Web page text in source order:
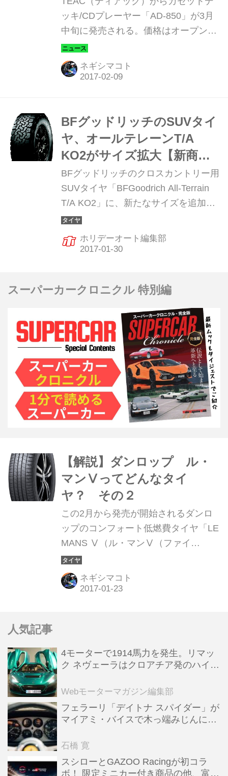
2017年2月8日
ッキ/CDプレーヤー「AD-850」が3月
中旬に発売される。価格はオープン。
カセットテープは、懐かしさを求める
30代以上の音楽ファンだけでなく、若
い世代にも人気が高まっている。ハイ
ンドや、アナログメディアならではの
メカニカルな操作感などが人気となっ
ている。
ネギシマコト
BFグッドリッチのSUVタイ
ヤ、オールテレーンT/A
KO2がサイズ拡大【新商
品】2017年1月30日
BFグッドリッチのクロスカントリー用
SUVタイヤ「BFGoodrich All-Terrain
T/A KO2」に、新たなサイズを追加、2
月15日より順次発売される。
ホリデーオート編集部
スーパーカークロニクル 特別編
【解説】ダンロップ ル・
マンⅤってどんなタイ
ヤ？ その２
この2月から発売が開始されるダンロ
ップのコンフォート低燃費タイヤ「LE
MANS Ⅴ（ル・マンⅤ（ファイ
ブ）」。これってどんなタイヤなの？
詳しく解説してみよう。
ネギシマコト
人気記事
4モーターで1914馬力を発生。リマッ
ク ネヴェーラはクロアチア発のハイパ
全版／115】
Webモーターマガジン編集部
フェラーリ「デイトナ スパイダー」が
マイアミ・バイスで木っ端みじんにな
石橋 寛
スシローとGAZOO Racingが初コラ
ボ！ 限定ミニカー付き商品の他、富士